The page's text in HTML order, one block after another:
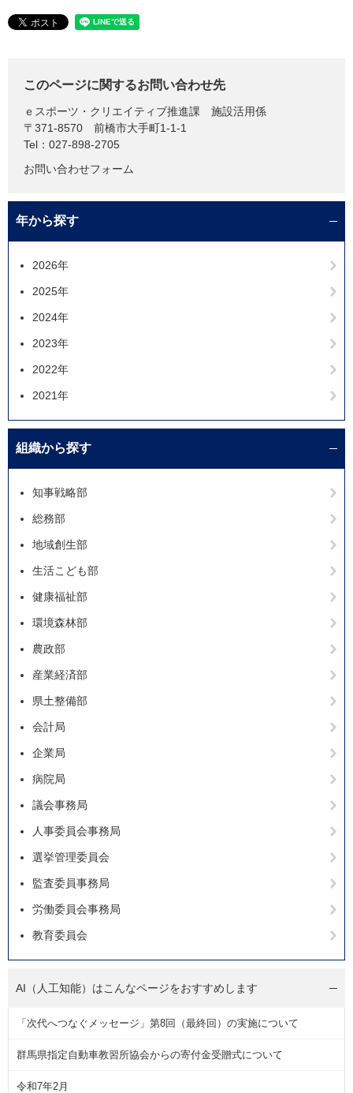
このページに関するお問い合わせ先
ｅスポーツ・クリエイティブ推進課
施設活用係
〒371-8570
前橋市大手町1-1-1
Tel：027-898-2705
お問い合わせフォーム
年から探す
2026年
2025年
2024年
2023年
2022年
2021年
組織から探す
知事戦略部
総務部
地域創生部
生活こども部
健康福祉部
環境森林部
農政部
産業経済部
県土整備部
会計局
企業局
病院局
議会事務局
人事委員会事務局
選挙管理委員会
監査委員事務局
労働委員会事務局
教育委員会
AI（人工知能）はこんなページをおすすめします
「次代へつなぐメッセージ」第8回（最終回）の実施について
群馬県指定自動車教習所協会からの寄付金受贈式について
令和7年2月